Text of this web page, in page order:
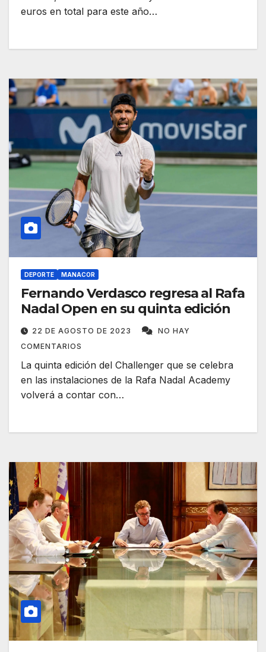
euros en total para este año…
DEPORTE MANACOR
Fernando Verdasco regresa al Rafa
Nadal Open en su quinta edición
22 DE AGOSTO DE 2023
NO HAY
COMENTARIOS
La quinta edición del Challenger que se celebra
en las instalaciones de la Rafa Nadal Academy
volverá a contar con…